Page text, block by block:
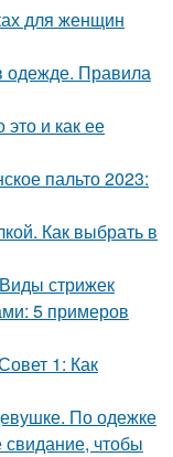
для женщин
одежде. Правила
и как ее
пальто 2023:
Как выбрать в
стрижек
5 примеров
1: Как
По одежке
свидание, чтобы